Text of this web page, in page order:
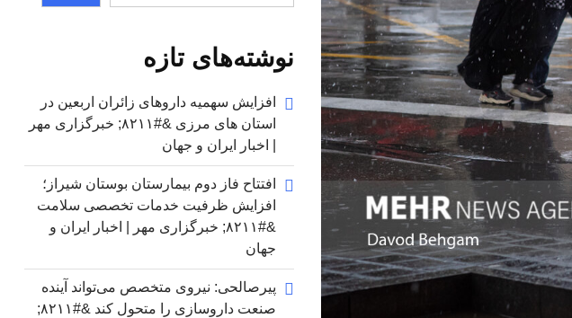
نوشته‌های تازه
افزایش سهمیه داروهای زائران اربعین در
استان های مرزی &#۸۲۱۱; خبرگزاری مهر
| اخبار ایران و جهان
افتتاح فاز دوم بیمارستان بوستان شیراز؛
افزایش ظرفیت خدمات تخصصی سلامت
&#۸۲۱۱; خبرگزاری مهر | اخبار ایران و
جهان
پیرصالحی: نیروی متخصص می‌تواند آینده
صنعت داروسازی را متحول کند &#۸۲۱۱;